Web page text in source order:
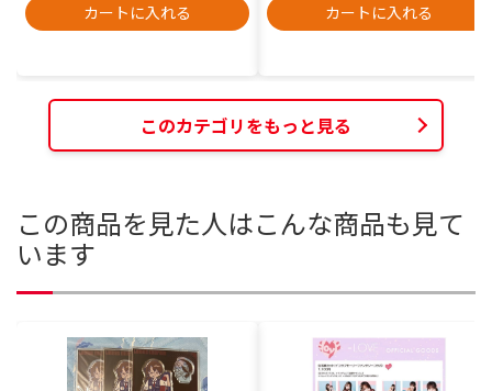
カートに入れる カートに入れる
このカテゴリをもっと見る
この商品を見た人はこんな商品も見て
います